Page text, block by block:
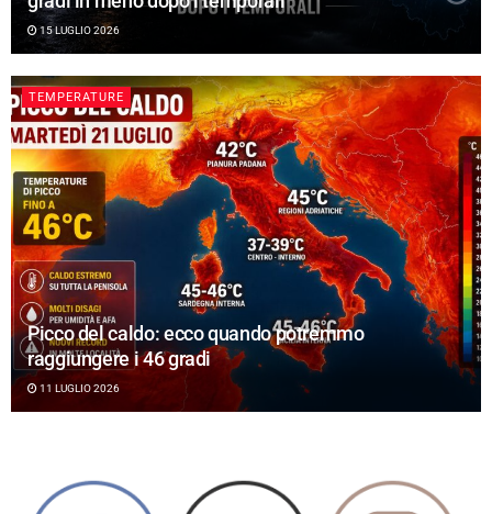
15 LUGLIO 2026
TEMPERATURE
Picco del caldo: ecco quando potremmo
raggiungere i 46 gradi
11 LUGLIO 2026